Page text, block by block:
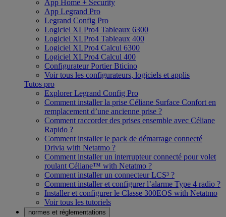
App Home + Security
App Legrand Pro
Legrand Config Pro
Logiciel XLPro4 Tableaux 6300
Logiciel XLPro4 Tableaux 400
Logiciel XLPro4 Calcul 6300
Logiciel XLPro4 Calcul 400
Configurateur Portier Bticino
Voir tous les configurateurs, logiciels et applis
Tutos pro
Explorer Legrand Config Pro
Comment installer la prise Céliane Surface Confort en
remplacement d’une ancienne prise ?
Comment raccorder des prises ensemble avec Céliane
Rapido ?
Comment installer le pack de démarrage connecté
Drivia with Netatmo ?
Comment installer un interrupteur connecté pour volet
roulant Céliane™ with Netatmo ?
Comment installer un connecteur LCS³ ?
Comment installer et configurer l’alarme Type 4 radio ?
Installer et configurer le Classe 300EOS with Netatmo
Voir tous les tutoriels
normes et réglementations